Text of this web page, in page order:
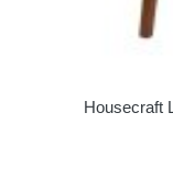
Housecraft